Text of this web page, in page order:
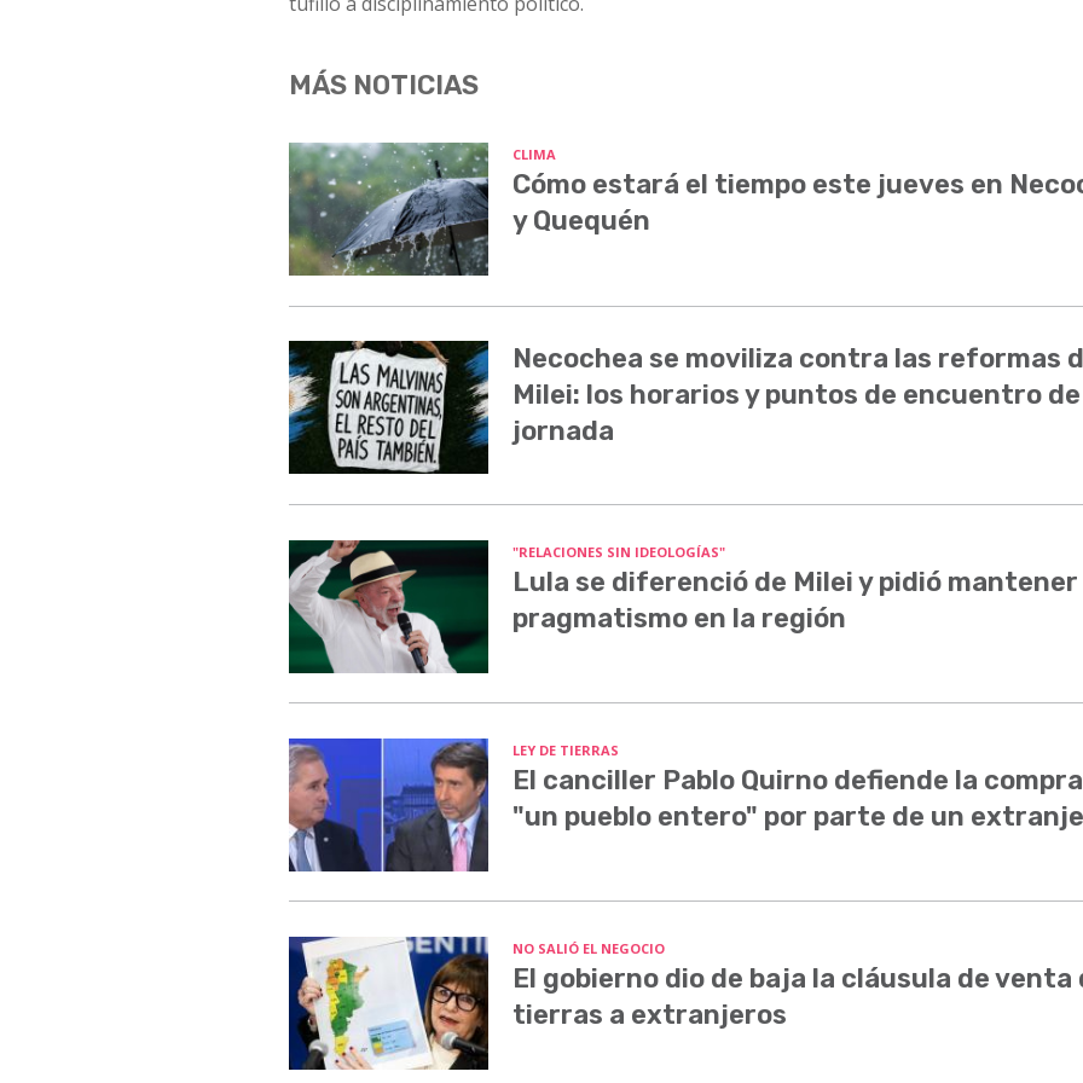
MÁS NOTICIAS
CLIMA
Cómo estará el tiempo este jueves en
y Quequén
Necochea se moviliza contra las reformas
Milei: los horarios y puntos de encuentro
jornada
"RELACIONES SIN IDEOLOGÍAS"
Lula se diferenció de Milei y pidió mantener
pragmatismo en la región
LEY DE TIERRAS
El canciller Pablo Quirno defiende la
"un pueblo entero" por parte de un
NO SALIÓ EL NEGOCIO
El gobierno dio de baja la cláusula de venta
tierras a extranjeros